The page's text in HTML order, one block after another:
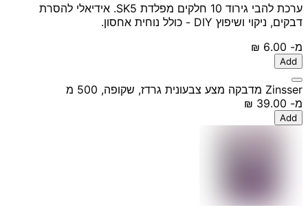
ערכת להבי גירוד 10 חלקים מפלדת SK5. אידיאלי להסרת
דבקים, ניקוי ושיפוץ DIY - כולל נוחית אחסון.
מ-
Add
Zinsser מדבקה מצע צבעונית גרדז, שקופה, 500 מ
מ-
Add